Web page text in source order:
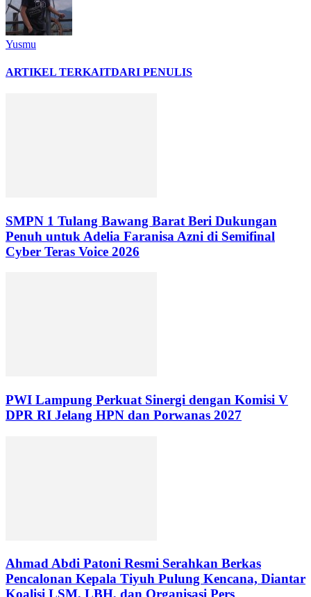
Yusmu
ARTIKEL TERKAITDARI PENULIS
SMPN 1 Tulang Bawang Barat Beri Dukungan
Penuh untuk Adelia Faranisa Azni di Semifinal
Cyber Teras Voice 2026
PWI Lampung Perkuat Sinergi dengan Komisi V
DPR RI Jelang HPN dan Porwanas 2027
Ahmad Abdi Patoni Resmi Serahkan Berkas
Pencalonan Kepala Tiyuh Pulung Kencana, Diantar